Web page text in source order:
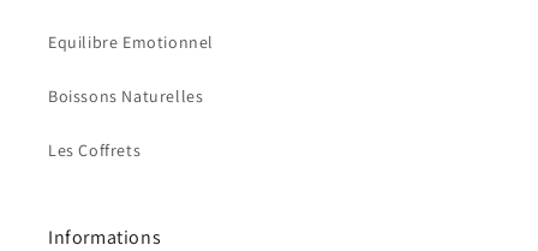
Equilibre Emotionnel
Boissons Naturelles
Les Coffrets
Informations